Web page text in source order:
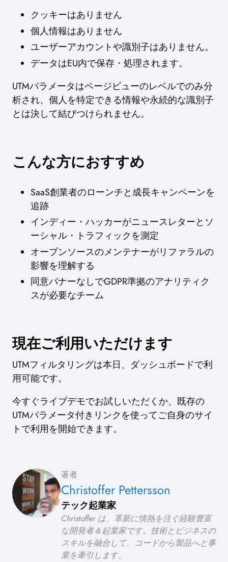
クッキーはありません
個人情報はありません
ユーザーアカウントや識別子はありません。
データはEU内で保存・処理されます。
UTMパラメータはページビューのレベルでのみ分
析され、個人を特定できる情報や永続的な識別子
とは決して結びつけられません。
こんな方におすすめ
SaaS創業者のローンチと成長キャンペーンを
追跡
インディー・ハッカーがニュースレターとソ
ーシャル・トラフィックを測定
オープンソースのメンテナーがリファラルの
影響を理解する
同意バナーなしでGDPR準拠のアナリティク
スが必要なチーム
現在ご利用いただけます
UTMフィルタリングは本日、ダッシュボードで利
用可能です。
今すぐライブデモでお試しいただくか、既存の
UTMパラメータ付きリンクを使ってご自身のサイ
トで利用を開始できます。
著者
Christoffer Pettersson
テック起業家
Christoffer は、革新に情熱を注ぐ経験豊富
な開発者＆起業家です。技術とビジネスの
スキルを融合して、コードから製品へと事
業を牽引します。